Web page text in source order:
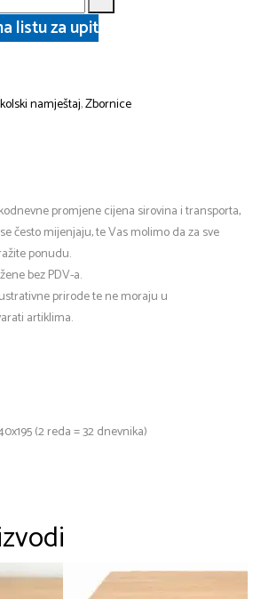
listu za upit
namještaj,Zbornice
promjene cijena sirovina i transporta,
često mijenjaju, te Vas molimo da za sve
ponudu.
bez PDV-a.
prirode te ne moraju u
artiklima.
(2 reda = 32 dnevnika)